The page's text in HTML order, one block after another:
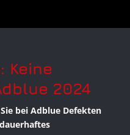
Keine
2024
bei Adblue Defekten